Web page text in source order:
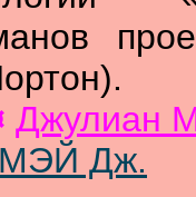
Джулиан
МЭЙ Дж.